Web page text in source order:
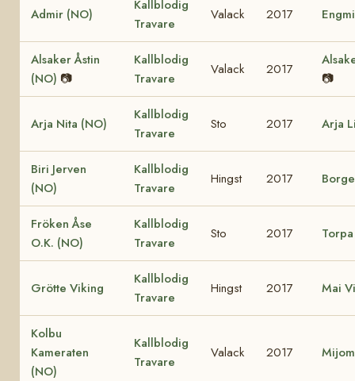
Admir (NO)
Kallblodig
Travare
Valack 2017
Alsaker Åstin
(NO) 📷
Kallblodig
Travare
Valack 2017
📷
Arja Nita (NO)
Kallblodig
Travare
Sto 2017 Arja
Biri Jerven
(NO)
Kallblodig
Travare
Hingst 2017
Fröken Åse
O.K. (NO)
Kallblodig
Travare
Sto 2017
Grötte Viking
Kallblodig
Travare
Hingst 2017 Mai
Kolbu
Kameraten
(NO)
Kallblodig
Travare
Valack 2017